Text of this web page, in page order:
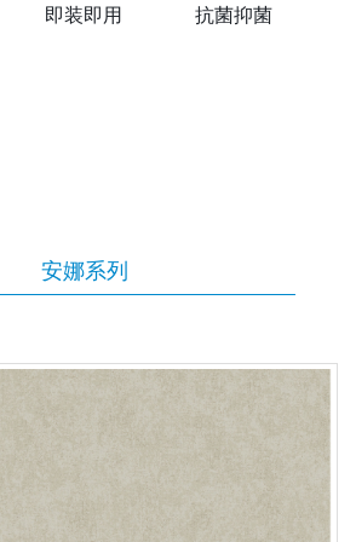
即装即用 抗菌抑菌
安娜系列